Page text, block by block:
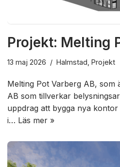
Projekt: Melting
13 maj 2026 Halmstad Projekt
Melting Pot Varberg AB, som
AB som tillverkar
uppdrag att bygga nya
i… Läs mer »